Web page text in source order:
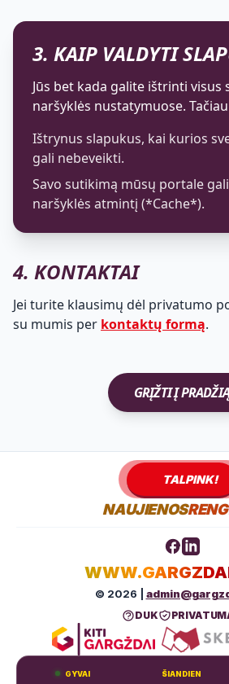
3. KAIP VALDYTI
Jūs bet kada galite ištrinti visus
naršyklės nustatymuose.
Ištrynus slapukus, kai kurios
gali nebeveikti.
Savo sutikimą mūsų portale
naršyklės atmintį (*Cache*).
4. KONTAKTAI
Jei turite klausimų dėl privatumo
su mumis per kontaktų formą.
GRĮŽTI Į PRADŽIĄ
TALPINK!
NAUJIENOS
© 2026 |
DUK
GYVAI ŠIANDIEN